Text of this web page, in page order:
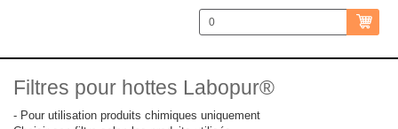
Filtres pour hottes Labopur®
- Pour utilisation produits chimiques uniquement